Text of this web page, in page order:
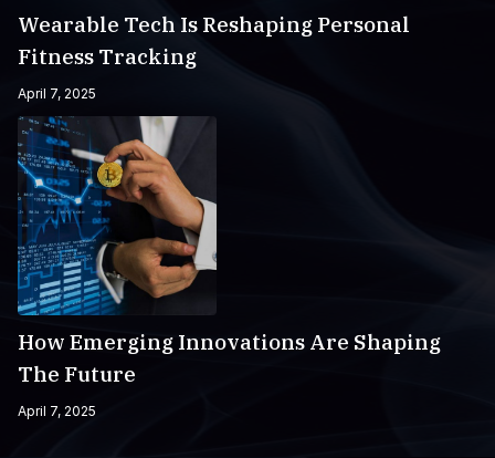
Wearable Tech Is Reshaping Personal
Fitness Tracking
April 7, 2025
How Emerging Innovations Are Shaping
The Future
April 7, 2025